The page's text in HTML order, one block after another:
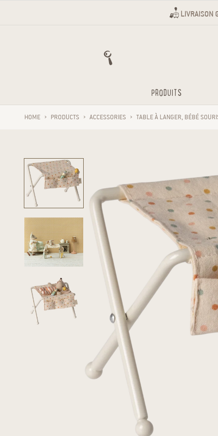
LIVRAISON
PRODUITS
HOME › PRODUCTS › ACCESSORIES › TABLE À LANGER, BÉBÉ
Passer aux informations sur le produit